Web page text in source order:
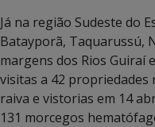
Já na região Sudeste do
Batayporã, Taquarussú,
margens dos Rios Guiraí
visitas a 42 propriedades
raiva e vistorias em 14
131 morcegos